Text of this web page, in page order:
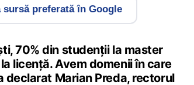
sursă preferată în Google
70% din studenții la master
licență. Avem domenii în care
declarat Marian Preda, rectorul